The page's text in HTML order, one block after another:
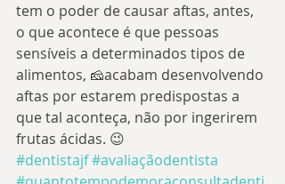
tem o poder de causar aftas, antes,
o que acontece é que pessoas
sensíveis a determinados tipos de
alimentos, 🧀acabam desenvolvendo
aftas por estarem predispostas a
que tal aconteça, não por ingerirem
frutas ácidas. 😉
#dentistajf#avaliaçãodentista